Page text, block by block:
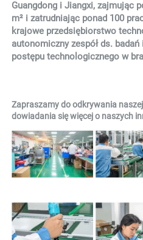
Guangdong i Jiangxi, zajmując
m² i zatrudniając ponad 100
krajowe przedsiębiorstwo
autonomiczny zespół ds.
postępu technologicznego w
Zapraszamy do odkrywania
dowiadania się więcej o naszych